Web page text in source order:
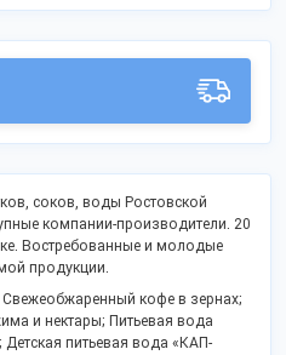
соков, воды Ростовской
компании-производители. 20
Востребованные и молодые
продукции.
кофе в зернах;
и нектары; Питьевая вода
питьевая вода «КАП-